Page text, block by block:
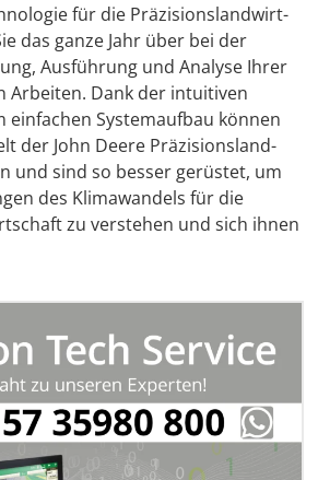
für die Präzisions­land­wirt­
das ganze Jahr über bei der
Ausführung und Analyse Ihrer
Arbeiten. Dank der intuitiven
einfachen Systemaufbau können
der John Deere Präzisions­land­
und sind so besser gerüstet, um
des Klima­wandels für die
zu verstehen und sich ihnen